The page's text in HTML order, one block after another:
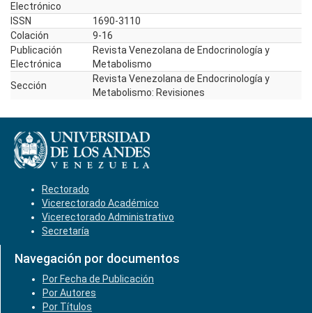
Electrónico
ISSN
1690-3110
Colación
9-16
Publicación
Electrónica
Revista Venezolana de Endocrinología y
Metabolismo
Sección
Revista Venezolana de Endocrinología y
Metabolismo: Revisiones
Rectorado
Vicerectorado Académico
Vicerectorado Administrativo
Secretaría
Navegación por documentos
Por Fecha de Publicación
Por Autores
Por Títulos